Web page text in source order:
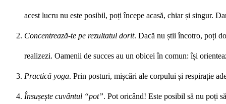
acest lucru nu este posibil, poți începe acasă, chiar și singur.
Concentrează-te pe rezultatul dorit. Dacă nu știi încotro, poți
realizezi. Oamenii de succes au un obicei în comun: își
Practică yoga. Prin posturi, mișcări ale corpului și respirație
Însușește cuvântul “pot”. Pot oricând! Este posibil să nu poți